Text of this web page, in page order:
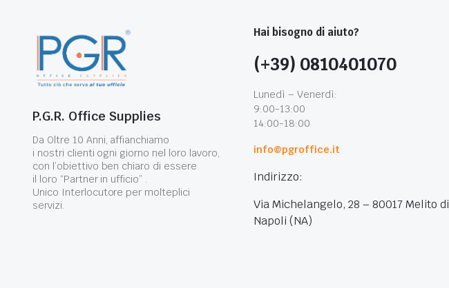
P.G.R. Office Supplies
Da Oltre 10 Anni, affianchiamo
i nostri clienti ogni giorno nel loro lavoro,
con l’obiettivo ben chiaro di essere
il loro “Partner in ufficio” .
Unico Interlocutore per molteplici
servizi.
Hai bisogno di aiuto?
(+39) 0810401070
Lunedì – Venerdì:
9:00-13:00
14:00-18:00
info@pgroffice.it
Indirizzo:
Via Michelangelo, 28 – 80017 Melito di
Napoli (NA)